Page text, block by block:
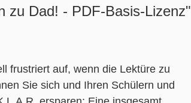
zu Dad! - PDF-Basis-Lizenz"
frustriert auf, wenn die Lektüre zu
Sie sich und Ihren Schülern und